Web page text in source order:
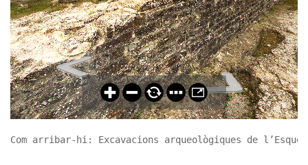
Com arribar-hi: Excavacions arqueològiques de